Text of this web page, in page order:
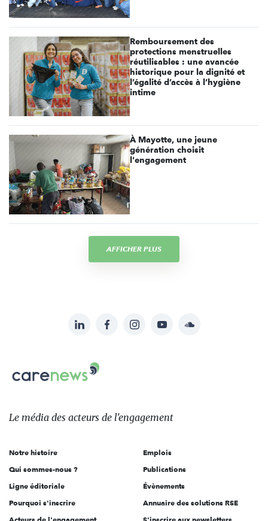
Remboursement des
protections menstruelles
réutilisables : une avancée
historique pour la dignité et
l’égalité d’accès à l’hygiène
intime
À Mayotte, une jeune
génération choisit
l'engagement
AFFICHER PLUS
sur:
LinkedInFacebookInstagramYouTubeSoundcloud
Le
des
l'engagement
Le média des acteurs de l'engagement
Notre histoire
Qui sommes-nous ?
Ligne éditoriale
Pourquoi s'inscrire
Emplois
Publications
Évènements
Annuaire des solutions RSE